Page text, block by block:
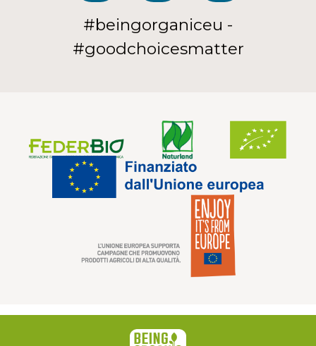
#beingorganiceu -
#goodchoicesmatter